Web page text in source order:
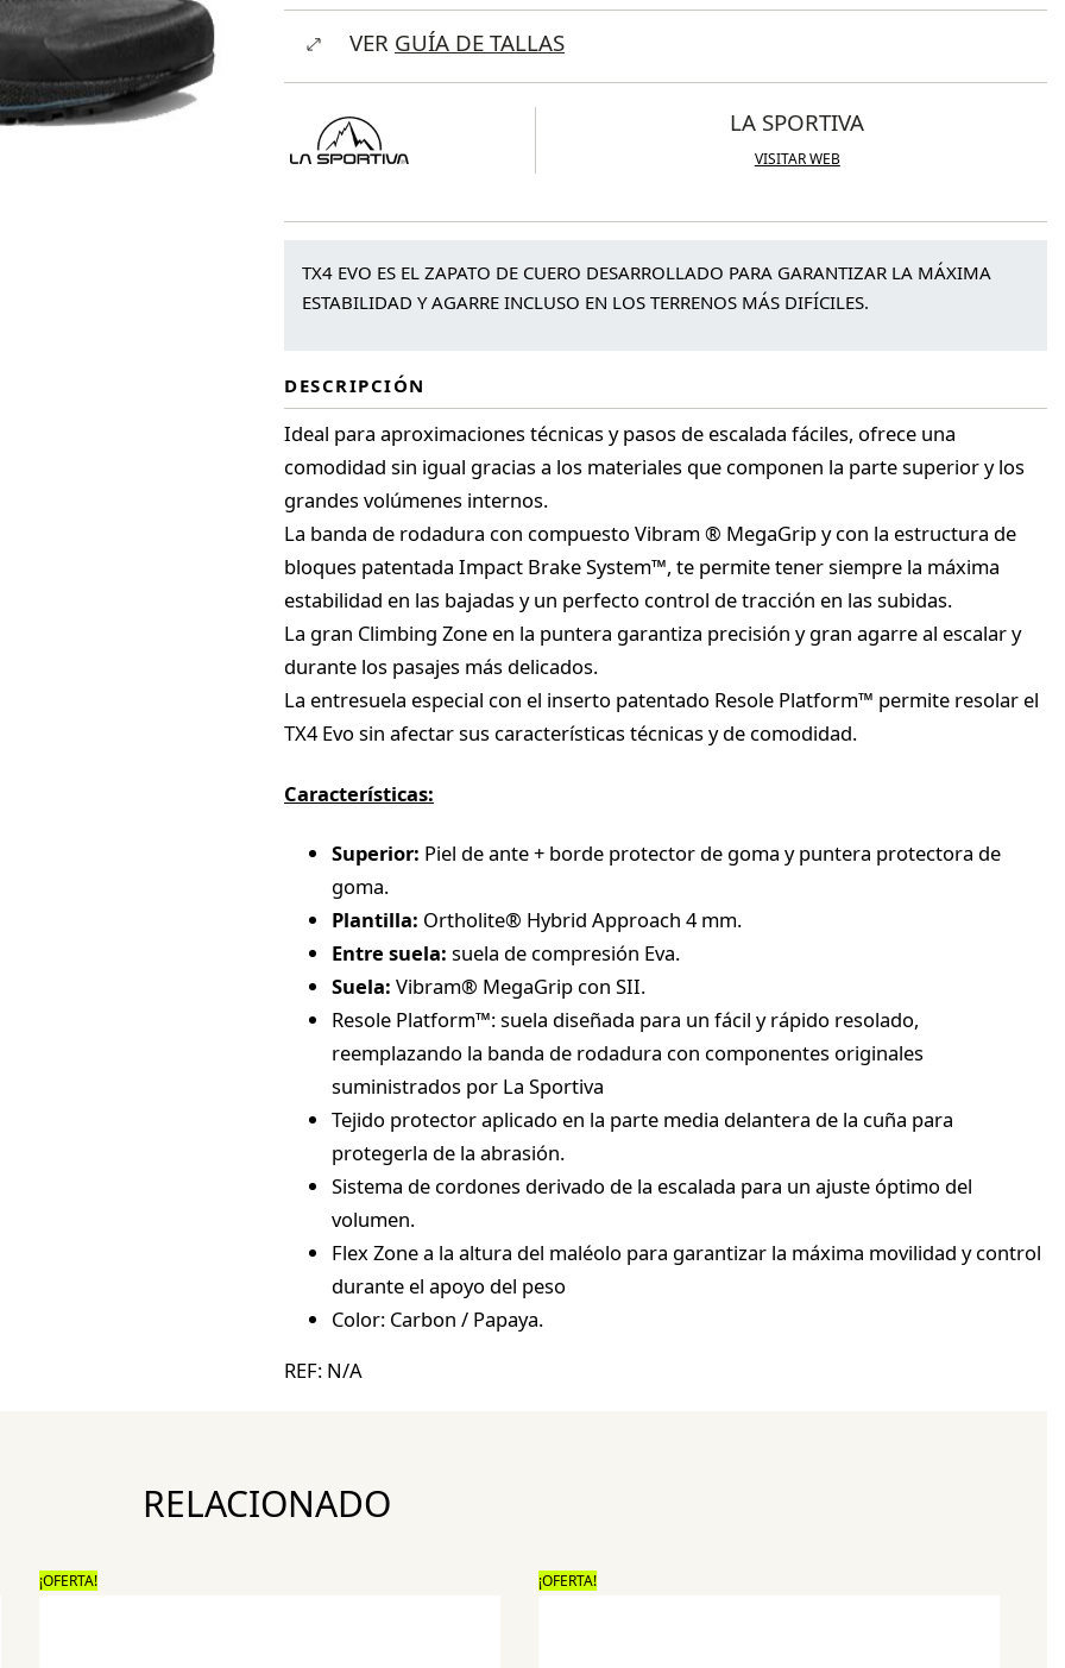
Sportiva
4
cantidad
VER GUÍA DE TALLAS
LA SPORTIVA
VISITAR WEB
TX4 EVO ES EL ZAPATO DE CUERO DESARROLLADO PARA GARANTIZAR LA MÁXIMA
ESTABILIDAD Y AGARRE INCLUSO EN LOS TERRENOS MÁS DIFÍCILES.
DESCRIPCIÓN
Ideal para aproximaciones técnicas y pasos de escalada fáciles, ofrece una
comodidad sin igual gracias a los materiales que componen la parte superior y los
grandes volúmenes internos.
La banda de rodadura con compuesto Vibram ® MegaGrip y con la estructura de
bloques patentada Impact Brake System™, te permite tener siempre la máxima
estabilidad en las bajadas y un perfecto control de tracción en las subidas.
La gran Climbing Zone en la puntera garantiza precisión y gran agarre al escalar y
durante los pasajes más delicados.
La entresuela especial con el inserto patentado Resole Platform™ permite resolar el
TX4 Evo sin afectar sus características técnicas y de comodidad.
Características:
Superior: Piel de ante + borde protector de goma y puntera protectora de
goma.
Plantilla: Ortholite® Hybrid Approach 4 mm.
Entre suela: suela de compresión Eva.
Suela: Vibram® MegaGrip con SII.
Resole Platform™: suela diseñada para un fácil y rápido resolado,
reemplazando la banda de rodadura con componentes originales
suministrados por La Sportiva
Tejido protector aplicado en la parte media delantera de la cuña para
protegerla de la abrasión.
Sistema de cordones derivado de la escalada para un ajuste óptimo del
volumen.
Flex Zone a la altura del maléolo para garantizar la máxima movilidad y control
durante el apoyo del peso
Color: Carbon / Papaya.
REF: N/A
RELACIONADO
¡OFERTA! ¡OFERTA!